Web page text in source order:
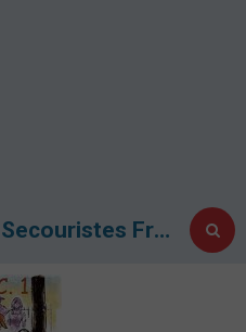
Association des Secouristes Français Croix Blanche de Metz